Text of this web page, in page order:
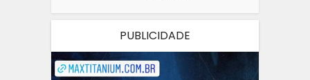
PUBLICIDADE